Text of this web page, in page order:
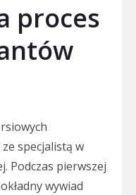
proces
specjalistą w
Podczas pierwszej
wywiad